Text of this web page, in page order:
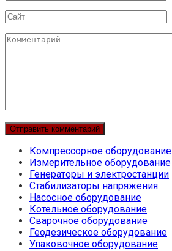
Сайт
Комментарий
Компрессорное оборудование
Измерительное оборудование
Генераторы и электростанции
Стабилизаторы напряжения
Насосное оборудование
Котельное оборудование
Сварочное оборудование
Геодезическое оборудование
Упаковочное оборудование